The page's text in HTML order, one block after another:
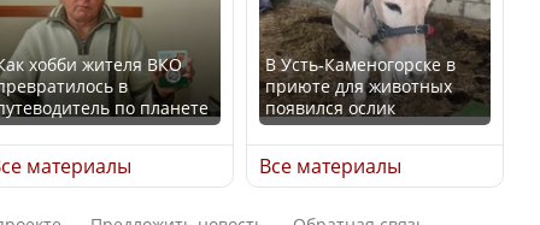
төменгі жалақы,
экология: жеті
сайлаушылармен
талқылап жатыр?
Луну признали объектом
культурного наследия,
находящегося под
угрозой исчезновения
хобби жителя ВКО
в
по планете
материалы
В Усть-Каменогорске в
приюте для животных
появился ослик
Все материалы